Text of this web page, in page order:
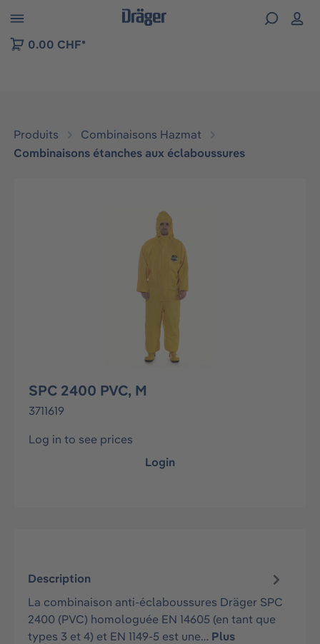
to B2B platform navigation
0.00 CHF*
Produits
Combinaisons Hazmat
Combinaisons étanches aux éclaboussures
Ignorer la galerie d'images
SPC 2400 PVC, M
3711619
Log in to see prices
Login
Description
La combinaison anti-éclaboussures Dräger SPC
2400 (PVC) homologuée EN 14605 (en tant que
types 3 et 4) et EN 1149-5 est une… Plus